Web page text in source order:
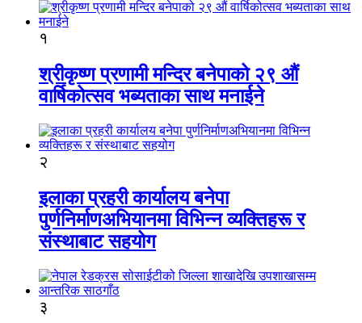
१
श्रीकृष्ण प्रणामी मन्दिर बनेपाको २९ औं
वार्षिकोत्सव भब्यताका साथ मनाईने
२
इलाका प्रहरी कार्यालय बनेपा
पुर्णनिर्माणअभियानमा विभिन्न व्यक्तिहरू र
संस्थाबाट सहयोग
३